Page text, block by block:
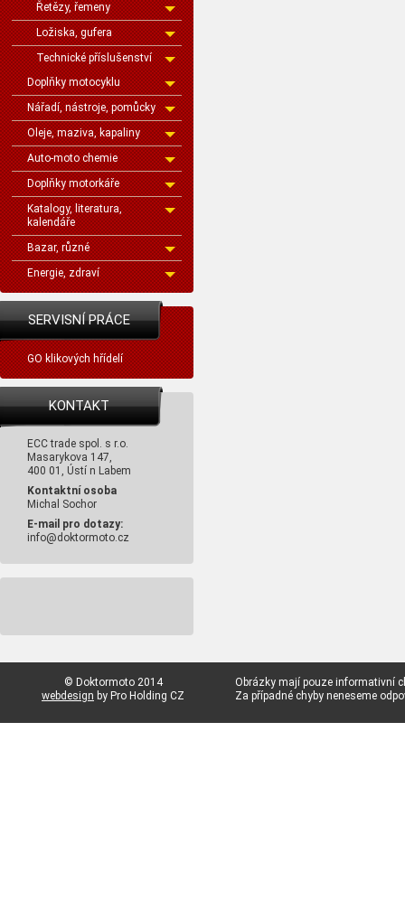
Řetězy, řemeny
Ložiska, gufera
Technické příslušenství
Doplňky motocyklu
Nářadí, nástroje, pomůcky
Oleje, maziva, kapaliny
Auto-moto chemie
Doplňky motorkáře
Katalogy, literatura,
kalendáře
Bazar, různé
Energie, zdraví
SERVISNÍ PRÁCE
GO klikových hřídelí
KONTAKT
ECC trade spol. s r.o.
Masarykova 147,
400 01, Ústí n Labem
Kontaktní osoba
Michal Sochor
E-mail pro dotazy:
info@doktormoto.cz
© Doktormoto 2014
webdesign by Pro Holding CZ
Obrázky mají pouze informativní
Za případné chyby neneseme